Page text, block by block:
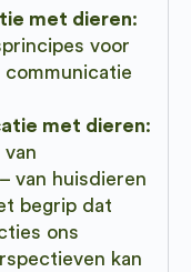
met dieren:
voor
met dieren:
van huisdieren
begrip dat
ons
kan